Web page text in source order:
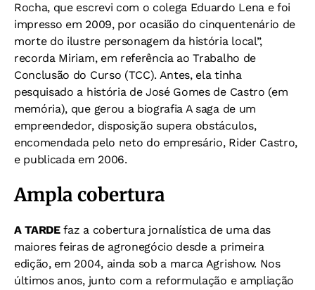
Rocha, que escrevi com o colega Eduardo Lena e foi
impresso em 2009, por ocasião do cinquentenário de
morte do ilustre personagem da história local”,
recorda Miriam, em referência ao Trabalho de
Conclusão do Curso (TCC). Antes, ela tinha
pesquisado a história de José Gomes de Castro (em
memória), que gerou a biografia A saga de um
empreendedor, disposição supera obstáculos,
encomendada pelo neto do empresário, Rider Castro,
e publicada em 2006.
Ampla cobertura
A TARDEfaz a cobertura jornalística de uma das
maiores feiras de agronegócio desde a primeira
edição, em 2004, ainda sob a marca Agrishow. Nos
últimos anos, junto com a reformulação e ampliação